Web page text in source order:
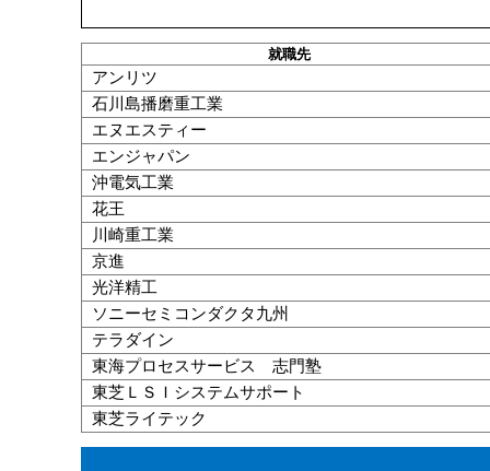
就職先
アンリツ
石川島播磨重工業
エヌエスティー
エンジャパン
沖電気工業
花王
川崎重工業
京進
光洋精工
ソニーセミコンダクタ九州
テラダイン
東海プロセスサービス 志門塾
東芝ＬＳＩシステムサポート
東芝ライテック